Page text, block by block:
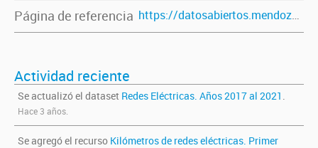
Página de referencia https://datosabiertos.mendoza.gov.ar/dataset/redes-electricas-anos-2017-al-2021
Actividad reciente
Se actualizó el dataset Redes Eléctricas. Años 2017 al 2021 .
Hace 3 años.
Se agregó el recurso Kilómetros de redes eléctricas. Primer